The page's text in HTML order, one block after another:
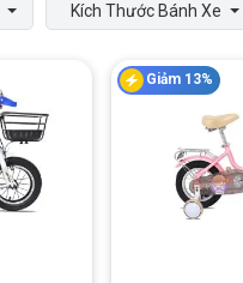
Kích Thước Bánh Xe
Giảm 13%